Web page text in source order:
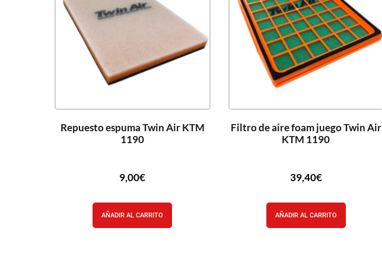
Repuesto espuma Twin Air KTM
1190
9,00€
AÑADIR AL CARRITO
Filtro de aire foam juego Twin Air
KTM 1190
39,40€
AÑADIR AL CARRITO